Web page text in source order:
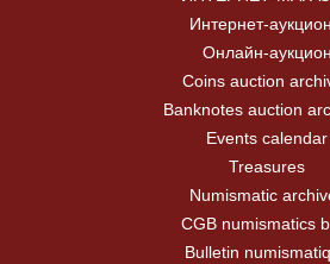
Интернет-
Онлайн-аукцион
Coins auction
Banknotes auction
Events calendar
Treasures
Numismatic
CGB numismatics
Bulletin